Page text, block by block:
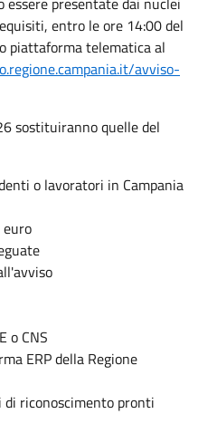
entro le ore 14:00 del
piattaforma telematica al
avviso-
sostituiranno quelle del
o lavoratori in Campania
o CNS
ERP della Regione
di riconoscimento pronti